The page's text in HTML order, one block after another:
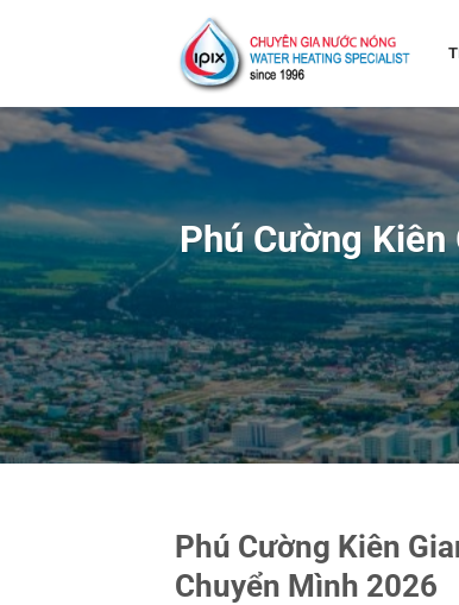
dung
Phú Cường
Phú Cường Kiên
Chuyển Mình 2026